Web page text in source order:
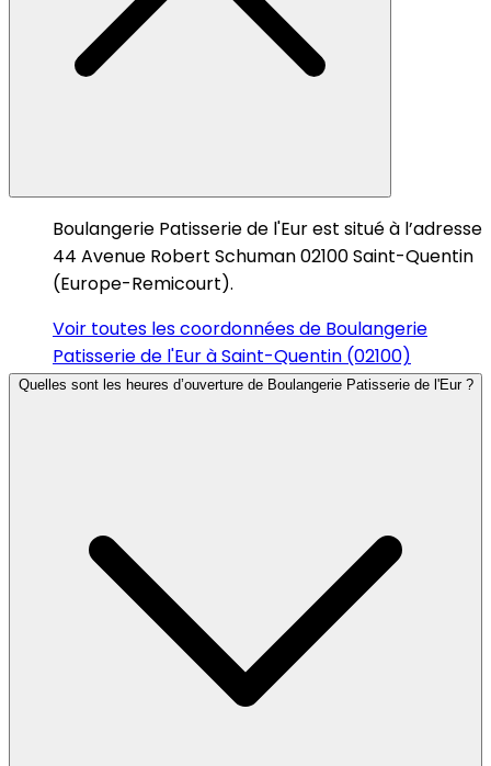
Boulangerie Patisserie de l'Eur est situé à l’adresse
44 Avenue Robert Schuman 02100 Saint-Quentin
(Europe-Remicourt).
Voir toutes les coordonnées de Boulangerie
Patisserie de l'Eur à Saint-Quentin (02100)
Quelles sont les heures d’ouverture de Boulangerie Patisserie de l'Eur ?